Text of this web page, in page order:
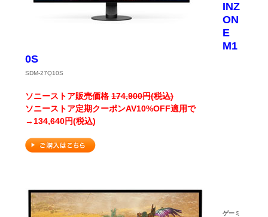
INZ
ON
E
M1
0S
SDM-27Q10S
ソニーストア販売価格174,900円(税込)
ソニーストア定期クーポンAV10%OFF適用で
→134,640円(税込)
ゲーミ